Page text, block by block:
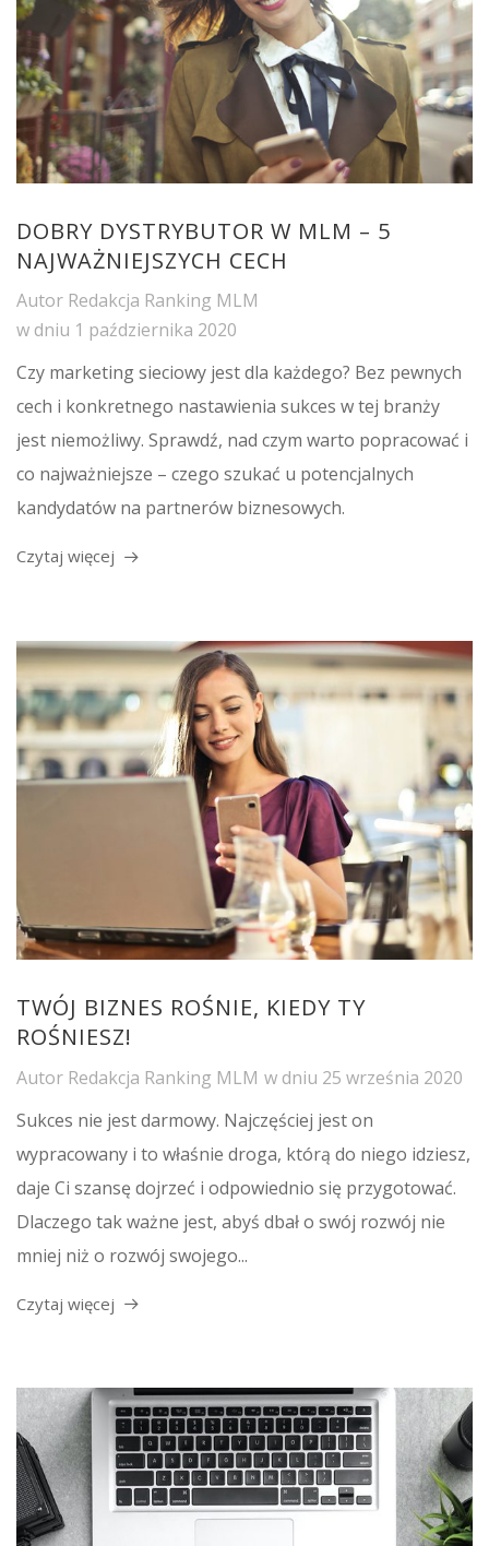
DOBRY DYSTRYBUTOR W MLM – 5
NAJWAŻNIEJSZYCH CECH
Autor Redakcja Ranking MLM
w dniu 1 października 2020
Czy marketing sieciowy jest dla każdego? Bez pewnych
cech i konkretnego nastawienia sukces w tej branży
jest niemożliwy. Sprawdź, nad czym warto popracować i
co najważniejsze – czego szukać u potencjalnych
kandydatów na partnerów biznesowych.
Czytaj więcej
TWÓJ BIZNES ROŚNIE, KIEDY TY
ROŚNIESZ!
Autor Redakcja Ranking MLM w dniu 25 września 2020
Sukces nie jest darmowy. Najczęściej jest on
wypracowany i to właśnie droga, którą do niego idziesz,
daje Ci szansę dojrzeć i odpowiednio się przygotować.
Dlaczego tak ważne jest, abyś dbał o swój rozwój nie
mniej niż o rozwój swojego...
Czytaj więcej